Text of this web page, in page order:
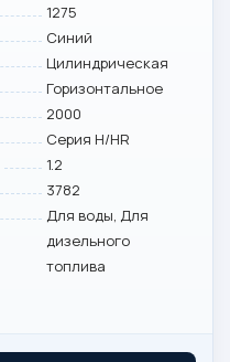
1275
Синий
Цилиндрическая
Горизонтальное
2000
Серия H/HR
1.2
3782
Для воды, Для
дизельного
топлива